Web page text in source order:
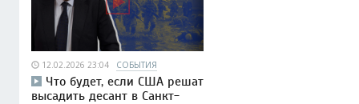
12.02.2026 23:04 СОБЫТИЯ
Что будет, если США решат
высадить десант в Санкт-